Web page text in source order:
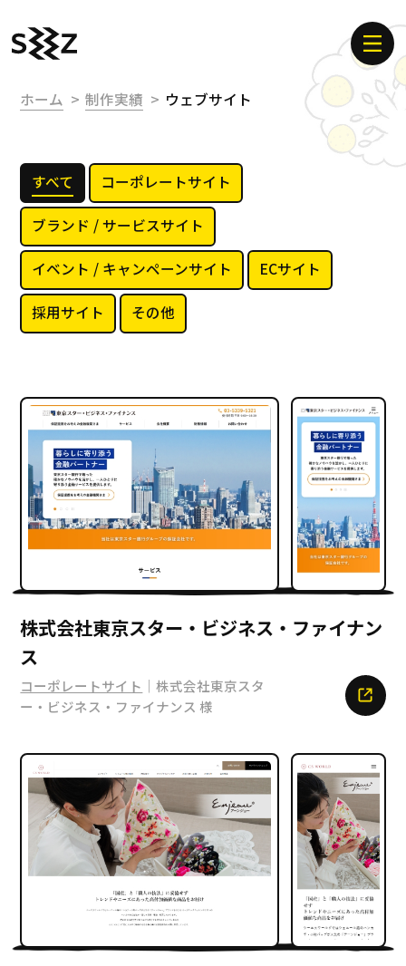
ホーム 制作実績 ウェブサイト
すべて コーポレートサイト
ブランド / サービスサイト
イベント / キャンペーンサイト ECサイト
採用サイト その他
株式会社東京スター・ビジネス・ファイナン
ス
コーポレートサイト ｜株式会社東京スタ
ー・ビジネス・ファイナンス 様